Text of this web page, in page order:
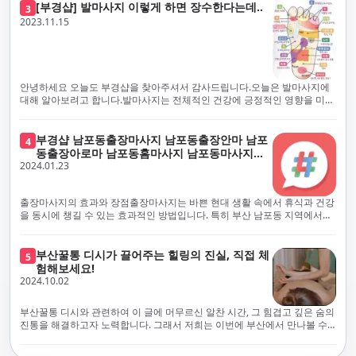
체보다는 부경샵과 같이 안전과 고객 편의를 최우선으로 생각하는 업체를
선택하는 것이 중요합니다.부산에서 러시아 홈케어를 전문으로 하는 부경샵
은, 항상 후불제로 운영하면서 청결과 안전을 가장 중요하게 여깁니다. 부산
에서 진정으로 즐거운 부산 러시아 홈케어 경험을 해보시길 바랍니다. 그렇
죠, 부경샵은 선입금을 요구하지 않아요. 부산 러시아 홈케어를 선택하기 전
에, 주의해야 할 사항들을 반드시 확인해 보세요. 선입금 관련 사기에는 항상
조심해야 합니다. 070으로 시작하는 인터넷 전화나 텔레그램 같은 메시지
앱에만 의존하는 업체는 특히 더 조심해 주세요. 이런 경우, 선입금을 하지
부경샵은 부산 출장 후불제 서비스를 모범적으로 운영하고 있으며, 명성을
악용하는 사기 업체로부터 발생할 수 있는 모든 부정행위와 간접적인 피해
를 방지하기 위해 노력하고 있어요. 만약 부경샵 을 사칭하며 선불 결제를 요
구하는 마사지 서비스를 발견하신다면, 그런 곳은 피하시고 저희에게 알려
주세요.부경샵에서는 모든 서비스가 관리사가 도착한 후에 결제하는 걸 기
본으로 해요. 부경샵은 부산에서 부산 러시아 홈케어를 전문으로 하며,
100% 후불제를 거래의 기본으로 삼고 있어요. 왜 부경샵이 특별한지 궁금하
시죠? 여기서만 느낄 수 있는 특별한 경험을 소개합니다! 부경샵과 함께라면
험을 제공해요. 준비하신 모든 것에 놀랄 준비를 하세요. 부경샵은 오랜 시간
동안 지역에서 최고의 출장업체가 되겠다는 하나의 신념으로 노력해 왔어
요.부경샵의 전통적인 서비스로, 단 한 순간도 낭비하지 않고 쌓인 피로를 풀
어드릴 거예요. 비가 오든 눈이 오든, 어디에 계시든 부경샵이 찾아가 도와드
릴게요. 부경샵의 서비스는 부산의 모든 곳, 집이든 모텔이든 호텔이든 오피
스텔이든 아파트든, 여러분을 위해 준비되어 있어요.부경샵 지역에서 가장
멀리까지 다니며, 편리함을 최우선으로 생각해요. 빠르고 효율적인 운영 시
프리미엄 부산 일본인 홈케어 경험을 제공하고자 현장에서 직접 깨끗하고
전문적으로 훈련된 관리사를 다수 보유하고 있음을 자랑스럽게 여깁니다.
현대 사회의 불확실성 속에서, 부경샵은 안전을 최우선으로 여기며, 이를 위
해 100% 후불제 시행은 물론, 코로나19 상황에서도 관리사들의 건강 진단
업체에 대해서는 경계하는 것이 중요합니다. 부경샵의 접근 방식과 정책은
인천에서의 안전하고 신뢰할 수 있는 고품질 마사지 경험을 집앞에서 제공
하기 위해 고안되었습니다. 부경샵은 부산 일본인 홈케어 서비스를 전문으
로 하며, 항상 고객님의 편의와 안전을 최우선으로 고려하여 후불제 시스템
거운 마사지 경험을 보장합니다. 부경샵의 서비스는 선입금 없이 이용 가능
한 부산 일본인 홈케어로, 선입금 요구 없이 서비스를 제공함으로써 고객님
의 신뢰를 최우선으로 합니다. 이용 전 주의사항을 꼼꼼히 확인하시고, 선입
금 사기로부터 자신을 보호하는 것이 중요합니다. 부산 일본인 홈케어 서비
스를 찾으실 때는 070으로 시작하는 인터넷 전화번호나 텔레그램과 같은 메
시징 플랫폼만을 이용하는 업체에 주의해야 합니다. 이러한 서비스는 선지
급 없이 이용할 수 있어야 하며, 부경샵은 이러한 걱정 없이 안전하고 신뢰할
수 있는 서비스를 제공합니다. 부경샵은 부산 일본인 홈케어 후불제의 모범
적인 피해가 발생하지 않도록 지속적으로 노력하고 있습니다. 부경샵을 사
칭하여 선불 결제를 요구하는 마사지 서비스에 대해서는 각별한 주의가 필
요합니다. '부경샵'은 관리사의 도착 이후에 결제가 이루어지는 후불제를
기본 원칙으로 하는 부산 일본인 홈케어 전문 업체입니다. 이 운영 방식은 고
객님의 신뢰를 최우선으로 여기며, 모든 코스에서 100% 후불제를 시행하고
있습니다. 왜 부경샵이 부산에서 특별한지, 그 이유를 알려드리겠습니다.
여기서는 단순한 부산 일본인 홈케어 서비스를 넘어서, 비교 불가한 경험을
3 [부경샵] 발마사지 이렇게 하면 장수한다는데..
2023.11.15
안녕하세요 오늘도 부경샵을 찾아주셔서 감사드립니다.오늘은 발마사지에
대해 알아보려고 합니다.발마사지는 전체적인 건강에 긍정적인 영향을 미칠
명하겠습니다.근육 이완과 피로 완화: 발마사지는 발 아치, 발가락, 발등 등
에 위치한 다양한 근육을 이완시키는 효과가 있습니다. 일상적인 활동이나
장시간의 서있는 자세로 인해 긴장된 발 근육을 느슨하게 만들어주어 편안
함을 제공합니다. 이는 근육의 유연성을 향상시키고 근육의 혈액순환을 촉
진하는 데 도움이 됩니다.혈액순환 개선: 발마사지는 혈액순환을 촉진하는
데 기여합니다. 마사지로 근육과 혈관이 이완되면 혈액이 더 원활하게 흐르
게 되어 세포와 조직에 산소와 영양소가 빠르게 공급됩니다. 이는 세포의 기
장된 근육과 신경을 완화시켜 스트레스를 감소시킵니다. 발에는 다양한 신
경과 결절이 모여있어, 발마사지를 통해 이를 자극함으로써 정신적인 편안
함을 제공하는데 도움이 됩니다. 이는 스트레스 호르몬의 감소와 함께 심신
의 안정을 촉진합니다.면역 시스템 강화: 정기적인 발마사지는 면역 시스템
의 활동을 촉진하여 감염 및 질병에 대한 저항력을 향상시킬 수 있습니다. 마
사지는 림프순환을 촉진하고 세포 배출물을 제거함으로써 면역 시스템을 지
원합니다.숙면 유도: 발마사지는 긴장된 근육과 신경을 완화시켜 수면에 도
4 부경샵 남포동출장마사지 남포동출장안마 남포
동출장아로마 남포동홈마사지 남포동마사지출
장
2024.01.23
출장마사지의 효과와 장점출장마사지는 바쁜 현대 생활 속에서 휴식과 건강
을 동시에 챙길 수 있는 효과적인 방법입니다. 특히 부산 남포동 지역에서
와 신체적, 정신적 피로를 효과적으로 완화합니다. 전문 마사지사의 숙련된
손길은 긴장된 근육을 이완시키고, 스트레스 호르몬 수치를 감소시켜 마음
의 안정을 가져다 줍니다. 이는 일상의 업무 효율성을 높이고, 전반적인 삶의
질을 향상시키는 데 기여합니다.근육 이완과 유연성 향상:꾸준한 출장마사
지는 근육의 긴장과 경직을 해소하고 유연성을 향상시킵니다. 이는 운동 성
능을 개선하고, 근골격계 문제 및 부상 예방에 도움이 됩니다. 또한, 규칙적
인 마사지는 자세 개선에도 긍정적인 영향을 미칩니다.혈액 순환 촉진과 신
5 부산꿀통 디시가 끌어주는 힐링의 진실, 직접 체
험해보세요!
2024.10.02
부산꿀통 디시와 관련하여 이 글에 머무르신 알찬 시간, 그 힘겹고 깊은 숨의
진통을 해결하고자 노력합니다. 그래서 저희는 이번에 부산에서 만나볼 수